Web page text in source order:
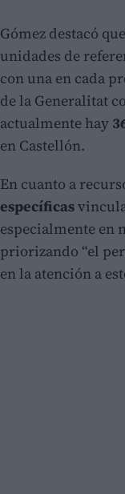
Gómez destacó
unidades de
con una en cada
de la Generalitat
actualmente hay
en Castellón.
En cuanto a
específicas
especialmente en
priorizando “el
en la atención a